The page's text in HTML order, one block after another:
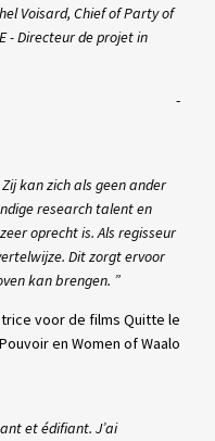
Voisard, Chief of Party of
- Directeur de projet in
-
kan zich als geen ander
research talent en
oprecht is. Als regisseur
Dit zorgt ervoor
kan brengen. ”
voor de films Quitte le
Pouvoir en Women of Waalo
et édifiant. J’ai